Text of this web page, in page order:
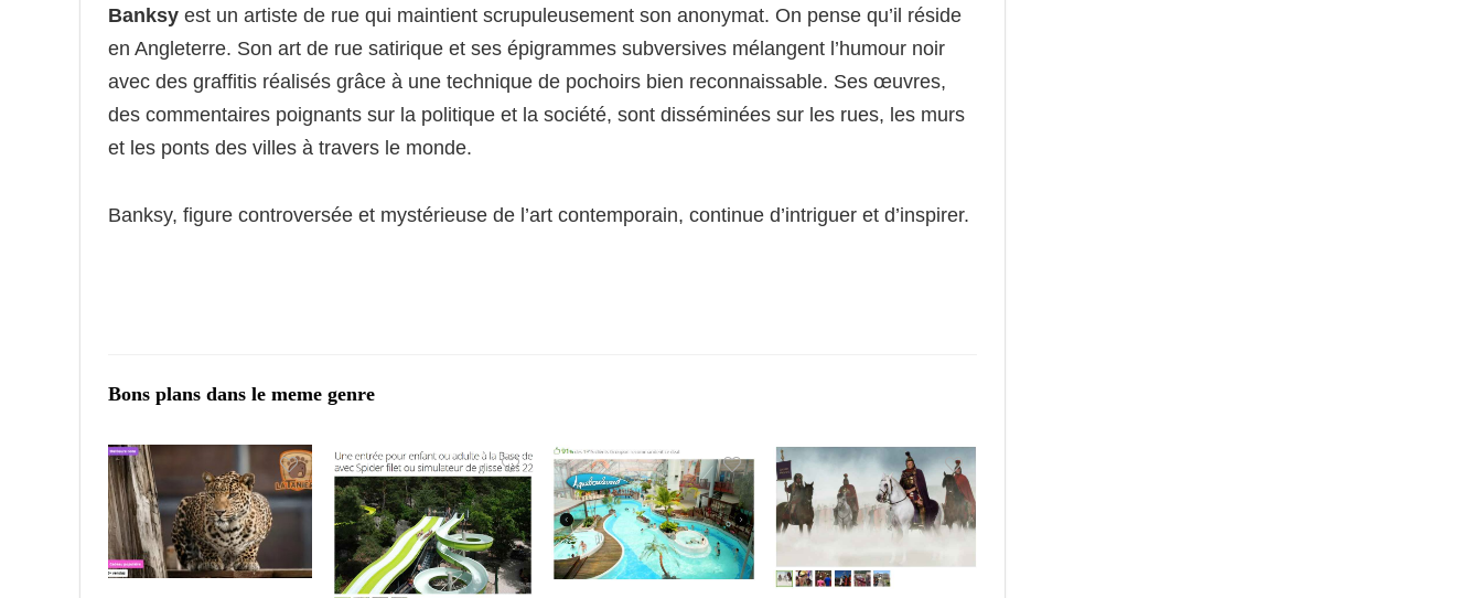
Banksy est un artiste de rue qui maintient scrupuleusement son anonymat. On pense qu’il réside
en Angleterre. Son art de rue satirique et ses épigrammes subversives mélangent l’humour noir
avec des graffitis réalisés grâce à une technique de pochoirs bien reconnaissable. Ses œuvres,
des commentaires poignants sur la politique et la société, sont disséminées sur les rues, les murs
et les ponts des villes à travers le monde.
Banksy, figure controversée et mystérieuse de l’art contemporain, continue d’intriguer et d’inspirer.
Bons plans dans le meme genre